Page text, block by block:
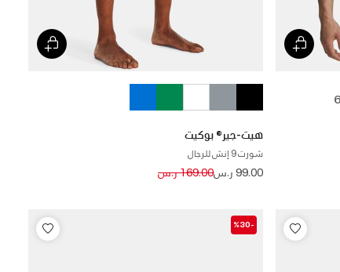
هيت-جير® بوكيت
شورت 9 إنش للرجال
99.00 ر.سPrice reduced from
169.00 ر.سto
-%30